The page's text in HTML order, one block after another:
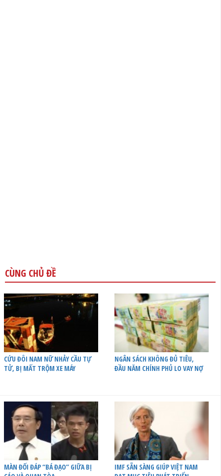
CÙNG CHỦ ĐỀ
CỨU ĐÔI NAM NỮ NHẢY CẦU TỰ
TỬ, BỊ MẤT TRỘM XE MÁY
NGÂN SÁCH KHÔNG ĐỦ TIÊU,
ĐẦU NĂM CHÍNH PHỦ LO VAY NỢ
MÀN ĐỐI ĐÁP “BÁ ĐẠO” GIỮA BỊ
IMF SẴN SÀNG GIÚP VIỆT NAM